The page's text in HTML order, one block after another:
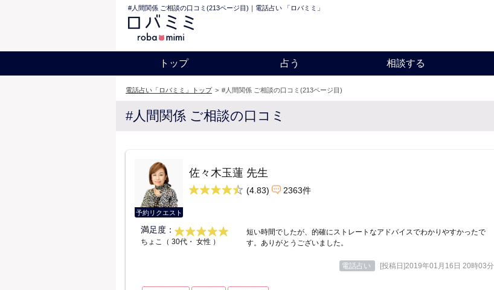
#人間関係 ご相談の口コミ(213ページ目)｜電話占い 「ロバミミ」
トップ 占う 相談する
電話占い「ロバミミ」トップ > #人間関係 ご相談の口コミ(213ページ目)
#人間関係 ご相談の口コミ
予約リクエスト
佐々木玉蓮 先生
(4.83) 2363件
満足度：
ちょこ（ 30代・ 女性 ）
短い時間でしたが、的確にストレートなアドバイスでわかりやすかったで
す。ありがとうございました。
電話占い [投稿日]2019年01月16日 20時03分